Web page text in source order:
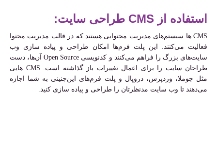
استفاده از CMS طراحی سایت:
CMS‌ ها سیستم‌های مدیریت محتوایی هستند که در قالب مدیریت محتوا
فعالیت می‌کنند. این پلت فرم‌ها امکان طراحی و پیاده سازی وب
سایت‌های بزرگ را فراهم می‌کنند و کدنویسی Open Source آن‌ها، دست
طراحان سایت را برای اعمال تغییرات باز گذاشته است. CMS هایی
مثل جوملا، وردپرس، دروپال و پلت فرم‌های این‌چنینی به شما اجازه
می‌دهند تا وب سایت مدنظرتان را طراحی و پیاده سازی کنید.